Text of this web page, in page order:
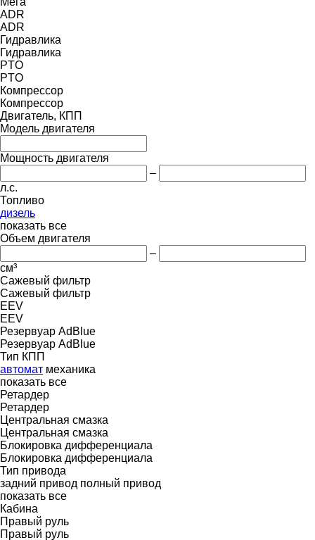
ADR
ADR
Гидравлика
Гидравлика
PTO
PTO
Компрессор
Компрессор
Двигатель, КПП
Модель двигателя
Мощность двигателя
–
л.с.
Топливо
дизель
показать все
Объем двигателя
–
см³
Сажевый фильтр
Сажевый фильтр
EEV
EEV
Резервуар AdBlue
Резервуар AdBlue
Тип КПП
автомат механика
показать все
Ретардер
Ретардер
Центральная смазка
Центральная смазка
Блокировка дифференциала
Блокировка дифференциала
Тип привода
задний привод полный привод
показать все
Кабина
Правый руль
Правый руль